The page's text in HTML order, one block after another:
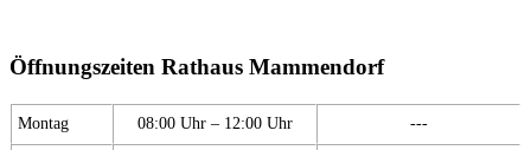
Öffnungszeiten Rathaus Mammendorf
Montag 08:00 Uhr – 12:00 Uhr ---